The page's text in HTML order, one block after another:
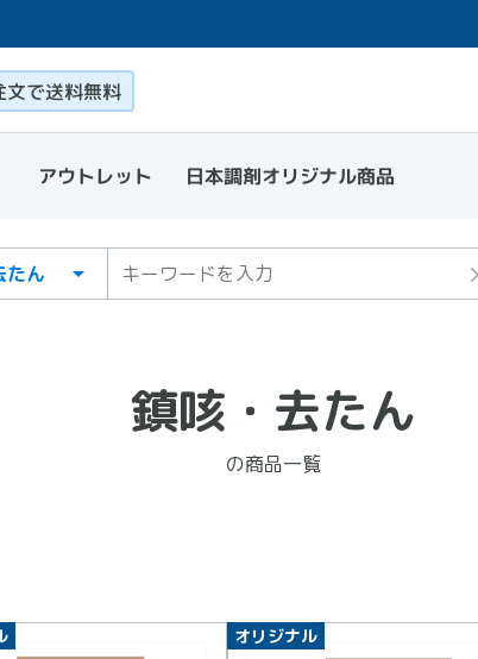
文で送料無料
アウトレット 日本調剤オリジナル商品
リ
ード
鎮咳・去たん
の商品一覧
オリジナル